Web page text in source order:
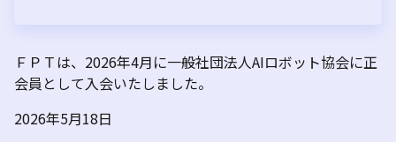
ＦＰＴは、2026年4月に一般社団法人AIロボット協会に正
会員として入会いたしました。
2026年5月18日